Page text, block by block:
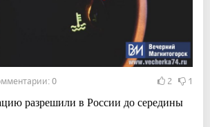
0 2 1
разрешили в России до середины